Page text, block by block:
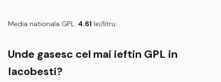
Media nationala GPL: 4.61 lei/litru.
Unde gasesc cel mai ieftin GPL in
Iacobesti?